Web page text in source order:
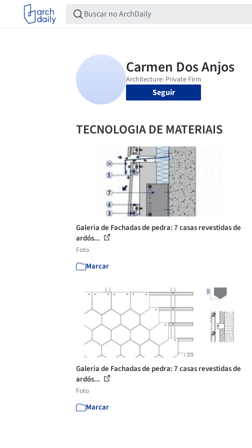
Seguir
TECNOLOGIA DE MATERIAIS
Galeria de Fachadas de pedra: 7 casas revestidas de
ardós...
Foto
Marcar
Galeria de Fachadas de pedra: 7 casas revestidas de
ardós...
Foto
Marcar